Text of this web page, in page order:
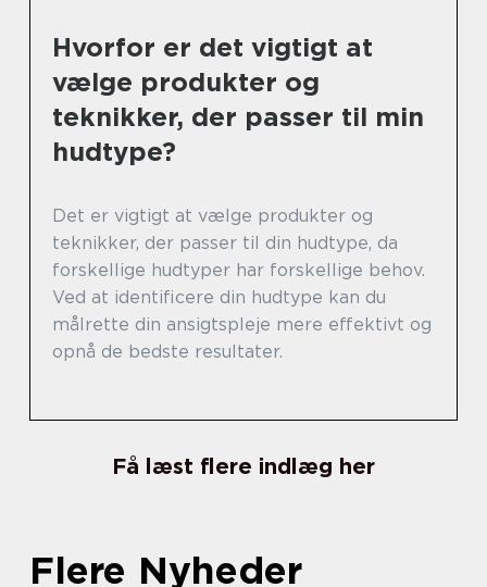
Hvorfor er det vigtigt at
vælge produkter og
teknikker, der passer til min
hudtype?
Det er vigtigt at vælge produkter og
teknikker, der passer til din hudtype, da
forskellige hudtyper har forskellige behov.
Ved at identificere din hudtype kan du
målrette din ansigtspleje mere effektivt og
opnå de bedste resultater.
Få læst flere indlæg her
Flere Nyheder